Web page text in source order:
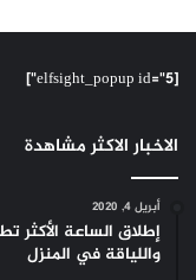
[elfsight_popup id="5"]
الاخبار الاكثر مشاهدة
أبريل 4, 2020
إطلاق الساعة الأكثر
واللياقة في المنزل